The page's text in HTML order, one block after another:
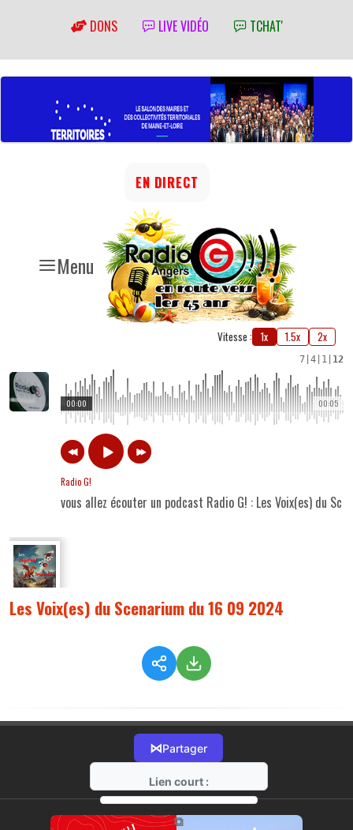
DONS LIVE VIDÉO TCHAT'
Menu
EN DIRECT
Vitesse : 1x 1.5x 2x
7 4 1 12
00:05
00:00
Radio G!
vous allez écouter un podcast Radio G! : Les Voix(es) du
Les Voix(es) du Scenarium du 16 09 2024
⋈Partager
Lien court :
https://radio-g.fr?15510
⧉